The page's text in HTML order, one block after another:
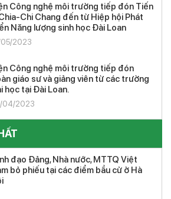
Công nghệ môi trường tiếp đón Tiến
Chi Chang đến từ Hiệp hội Phát
Năng lượng sinh học Đài Loan
05/2023
Công nghệ môi trường tiếp đón
giáo sư và giảng viên từ các trường
học tại Đài Loan.
04/2023
đạo Đảng, Nhà nước, MTTQ Việt
bỏ phiếu tại các điểm bầu cử ở Hà